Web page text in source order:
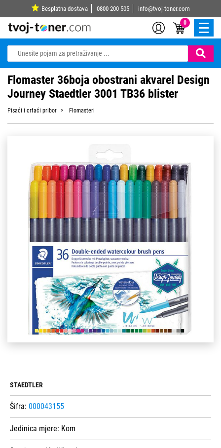
Besplatna dostava 0800 200 505 info@tvoj-toner.com
0
Flomaster 36boja obostrani akvarel Design
Journey Staedtler 3001 TB36 blister
Pisaći i crtaći pribor Flomasteri
STAEDTLER
Šifra: 000043155
Jedinica mjere: Kom